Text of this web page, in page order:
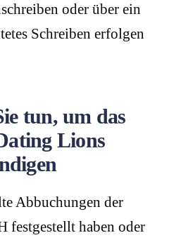
oder über ein
Schreiben erfolgen
tun, um das
Lions
Abbuchungen der
festgestellt haben oder